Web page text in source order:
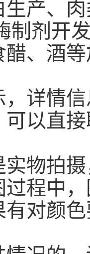
产、
制剂开
、酒
详情
以直
物拍
过程中
对颜